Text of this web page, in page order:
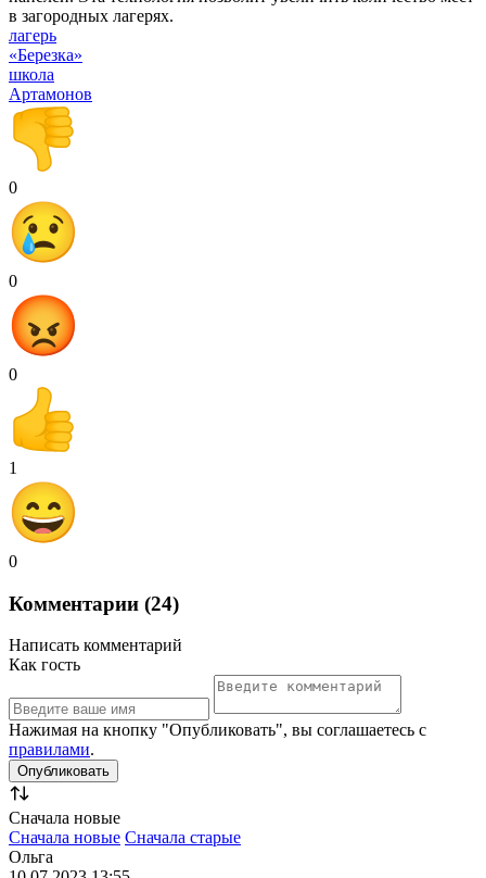
в загородных лагерях.
лагерь
«Березка»
школа
Артамонов
0
0
0
1
0
Комментарии (24)
Написать комментарий
Как гость
Нажимая на кнопку "Опубликовать", вы соглашаетесь с
правилами.
Сначала новые
Сначала новые Сначала старые
Ольга